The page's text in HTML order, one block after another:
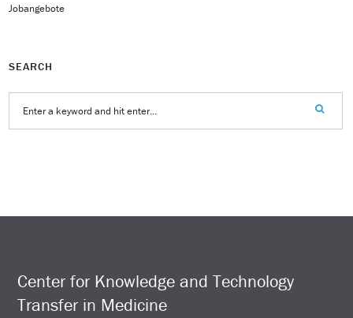
Jobangebote
SEARCH
Center for Knowledge and Technology
Transfer in Medicine